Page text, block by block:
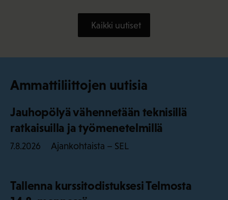
Kaikki uutiset
Ammattiliittojen uutisia
Jauhopölyä vähennetään teknisillä
ratkaisuilla ja työmenetelmillä
7.8.2026 Ajankohtaista – SEL
Tallenna kurssitodistuksesi Telmosta